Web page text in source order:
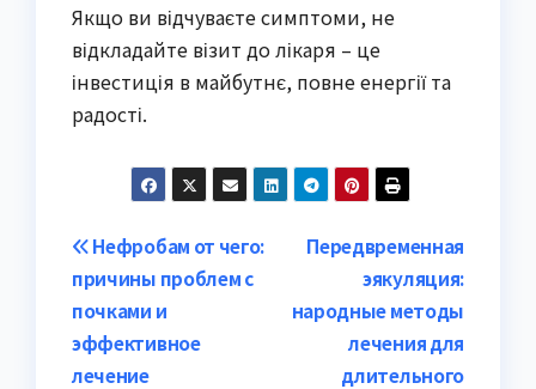
Якщо ви відчуваєте симптоми, не
відкладайте візит до лікаря – це
інвестиція в майбутнє, повне енергії та
радості.
Навигация
по
записям
Передвременная
эякуляция:
народные методы
лечения для
длительного
Нефробам от чего:
причины проблем с
почками и
эффективное
лечение